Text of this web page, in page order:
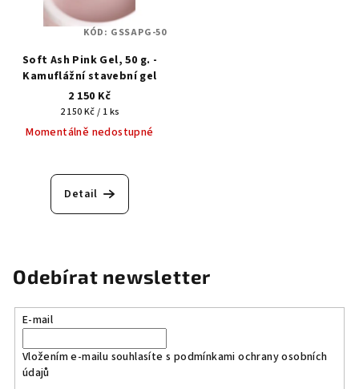
Soft Ash Pink Gel, 50 g. -
Kamuflážní stavební gel
2 150 Kč
Měrná
cena:
2 150 Kč / 1 ks
Momentálně nedostupné
Detail
KÓD: GSSAPG-50
Odebírat newsletter
E-mail
Vložením e-mailu souhlasíte s podmínkami ochrany osobních
údajů